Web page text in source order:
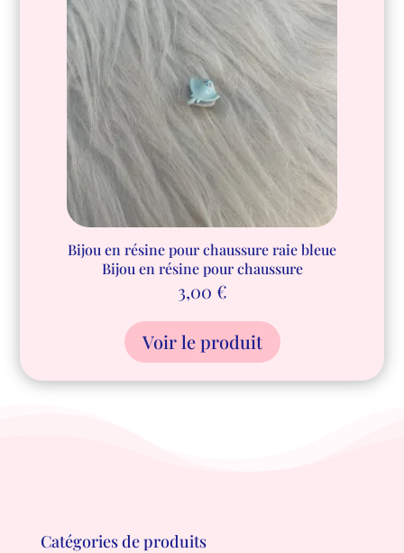
Bijou en résine pour chaussure raie bleue
Bijou en résine pour chaussure
3,00 €
Voir le produit
Catégories de produits